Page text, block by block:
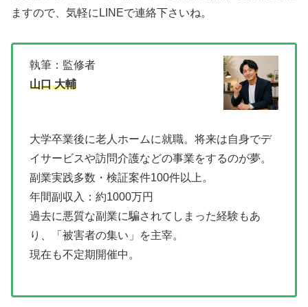
ますので、気軽にLINEで連絡下さいね。
執筆：監修者
山口 大輔
大学卒業後に老人ホームに就職。将来は自身でデ
イサービスや訪問介護などの事業をするのが夢。
副業実践多数・検証案件100件以上。
年間副収入：約1000万円
過去に悪質な副業に騙されてしまった経験もあ
り、「被害者の集い」を主宰。
現在も不定期開催中。